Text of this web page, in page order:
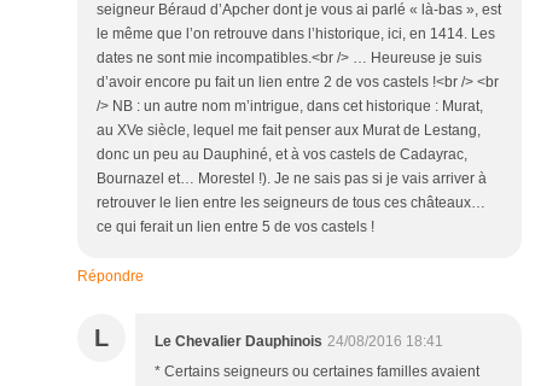
seigneur Béraud d’Apcher dont je vous ai parlé « là-bas », est
le même que l’on retrouve dans l’historique, ici, en 1414. Les
dates ne sont mie incompatibles.<br /> … Heureuse je suis
d’avoir encore pu fait un lien entre 2 de vos castels !<br /> <br
/> NB : un autre nom m’intrigue, dans cet historique : Murat,
au XVe siècle, lequel me fait penser aux Murat de Lestang,
donc un peu au Dauphiné, et à vos castels de Cadayrac,
Bournazel et… Morestel !). Je ne sais pas si je vais arriver à
retrouver le lien entre les seigneurs de tous ces châteaux…
ce qui ferait un lien entre 5 de vos castels !
Répondre
L Le Chevalier Dauphinois 24/08/2016 18:41
* Certains seigneurs ou certaines familles avaient